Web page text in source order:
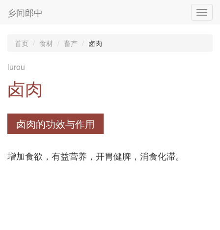
乡间郎中
首页 食材 畜产 卤肉
lurou
卤肉
卤肉的功效与作用
增加食欲，有益营养，开胃健脾，消食化滞。